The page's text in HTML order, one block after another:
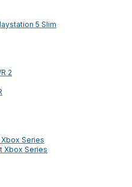
5 Slim
2
Series
Xbox Series